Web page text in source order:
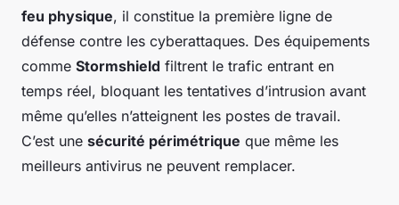
feu physique, il constitue la première ligne de
défense contre les cyberattaques. Des équipements
comme Stormshield filtrent le trafic entrant en
temps réel, bloquant les tentatives d’intrusion avant
même qu’elles n’atteignent les postes de travail.
C’est une sécurité périmétrique que même les
meilleurs antivirus ne peuvent remplacer.